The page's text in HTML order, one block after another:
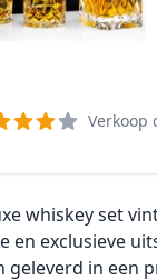
Verkoop
whiskey set
en exclusieve
geleverd in een